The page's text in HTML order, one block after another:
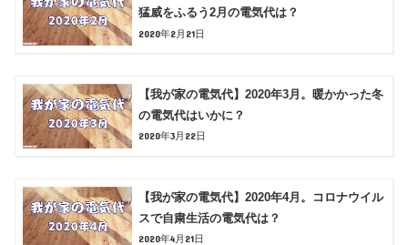
猛威をふるう2月の電気代は？
2020年2月21日
【我が家の電気代】2020年3月。暖かかった冬
の電気代はいかに？
2020年3月22日
【我が家の電気代】2020年4月。コロナウイル
スで自粛生活の電気代は？
2020年4月21日